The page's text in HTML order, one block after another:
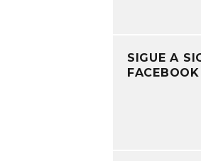
SIGUE A
FACEBOOK